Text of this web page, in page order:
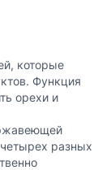
которые
Функция
орехи и
разных